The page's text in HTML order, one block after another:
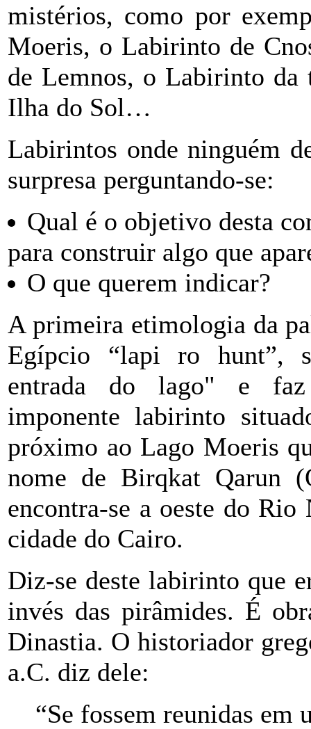
mistérios, como por
Moeris, o Labirinto de
de Lemnos, o Labirinto da
Ilha do Sol…
Labirintos onde ninguém
surpresa perguntando-se:
Qual é o objetivo desta
para construir algo que
O que querem indicar?
A primeira etimologia da
Egípcio “lapi ro hunt”,
entrada do lago" e
imponente labirinto
próximo ao Lago Moeris
nome de Birqkat Qarun
encontra-se a oeste do
cidade do Cairo.
Diz-se deste labirinto que
invés das pirâmides. É
Dinastia. O historiador
a.C. diz dele:
“Se fossem reunidas em